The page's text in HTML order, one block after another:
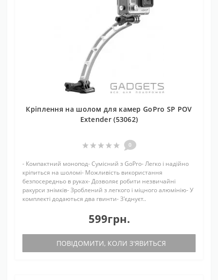
Кріплення на шолом для камер GoPro SP POV
Extender (53062)
0
- Компактний монопод- Сумісний з GoPro- Легко і надійно
кріпиться на шоломі- Можливість використання
безпосередньо в руках- Дозволяє робити незвичайні
ракурси знімків- Зроблений з легкого і міцного алюмінію- У
комплекті додаються два гвинти- З'єднуєт..
599грн.
ПОВІДОМИТИ, КОЛИ З'ЯВИТЬСЯ